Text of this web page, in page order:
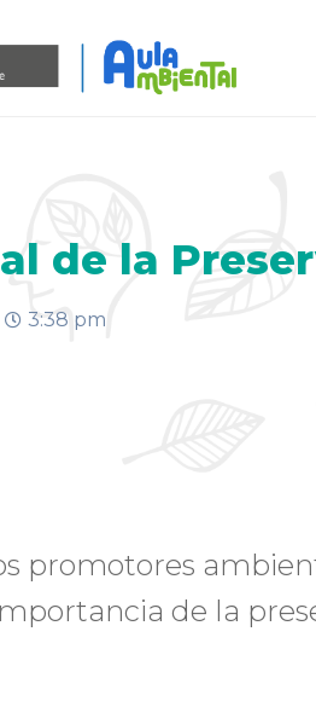
de la
3:38 pm
promotores
de la